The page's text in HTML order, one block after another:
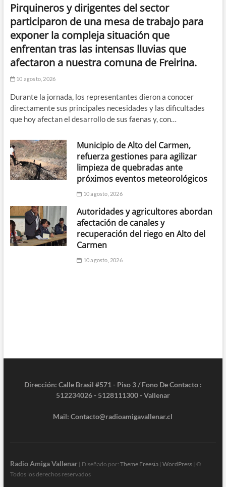
Pirquineros y dirigentes del sector
participaron de una mesa de trabajo para
exponer la compleja situación que
enfrentan tras las intensas lluvias que
afectaron a nuestra comuna de Freirina.
10 agosto, 2026
Durante la jornada, los representantes dieron a conocer
directamente sus principales necesidades y las dificultades
que hoy afectan el desarrollo de sus faenas y, con…
Municipio de Alto del Carmen,
refuerza gestiones para agilizar
limpieza de quebradas ante
próximos eventos meteorológicos
10 agosto, 2026
Autoridades y agricultores abordan
afectación de canales y
recuperación del riego en Alto del
Carmen
10 agosto, 2026
Dirección: Calle Brasil #571 - Piso 3 / Fono De Contacto :
512234026 - 5128111300 - Vallenar
Mail: Contacto@radioamigavallenar.cl
Radio Amiga Vallenar| Diseñado por: Theme Freesia| WordPress| ©
Todos los derechos reservados